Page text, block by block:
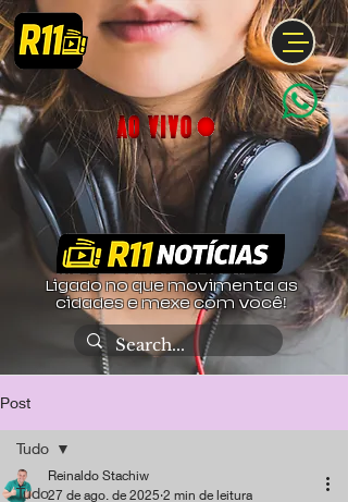
Ligado no que movimenta as
cidades e mexe com você!
Post
Tudo
Tudo
Reinaldo Stachiw
27 de ago. de 2025 2 min de leitura